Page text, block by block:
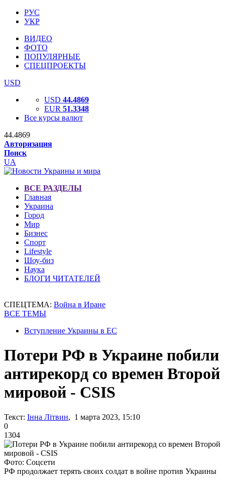
РУС
УКР
ВИДЕО
ФОТО
ПОПУЛЯРНЫЕ
СПЕЦПРОЕКТЫ
USD
USD 44.4869
EUR 51.3348
Все курсы валют
44.4869
Авторизация
Поиск
UA
ВСЕ РАЗДЕЛЫ
Главная
Украина
Город
Мир
Бизнес
Спорт
Lifestyle
Шоу-биз
Наука
БЛОГИ ЧИТАТЕЛЕЙ
СПЕЦТЕМА: Война в Иране
ВСЕ ТЕМЫ
Вступление Украины в ЕС
Потери РФ в Украине побили
антирекорд со времен Второй
мировой - CSIS
Текст: Інна Літвин, 1 марта 2023, 15:10
0
1304
Фото: Соцсети
РФ продолжает терять своих солдат в войне против Украины